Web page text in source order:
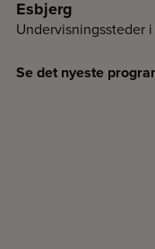
Esbjerg
Undervisningssteder i
Se det nyeste